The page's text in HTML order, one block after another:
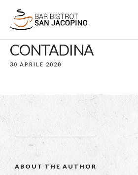
CONTADINA
30 APRILE 2020
ABOUT THE AUTHOR